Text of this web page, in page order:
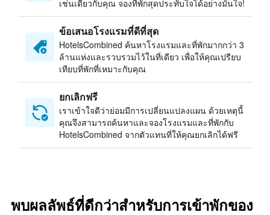
เช่นเดียวกับคุณ จองที่พักสุดประทับใจได้อย่างมั่นใจ!
ข้อเสนอโรงแรมที่ดีที่สุด
HotelsCombined ค้นหาโรงแรมและที่พักมากกว่า 3
ล้านแห่งและรวบรวมไว้ในที่เดียว เพื่อให้คุณเปรียบ
เทียบที่พักที่เหมาะกับคุณ
ยกเลิกฟรี
เราเข้าใจดีว่าย่อมมีการเปลี่ยนแปลงแผน ด้วยเหตุนี้
คุณจึงสามารถค้นหาและจองโรงแรมและที่พักกับ
HotelsCombined จากตัวแทนที่ให้คุณยกเลิกได้ฟรี
พบผลลัพธ์ที่ดีกว่าสำหรับการเข้าพักของ